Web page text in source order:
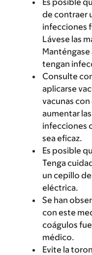
Es posible
de contraer
infecciones
Lávese las
tengan
Consulte
aplicarse
vacunas
aumentar
infecciones
sea eficaz.
Es posible
Tenga
un cepillo
eléctrica.
Se han
con este
coágulos
médico.
Evite la